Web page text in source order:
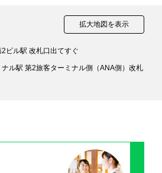
拡大地図を表示
ビル駅 改札口出てすぐ
ル駅 第2旅客ターミナル側（ANA側）改札